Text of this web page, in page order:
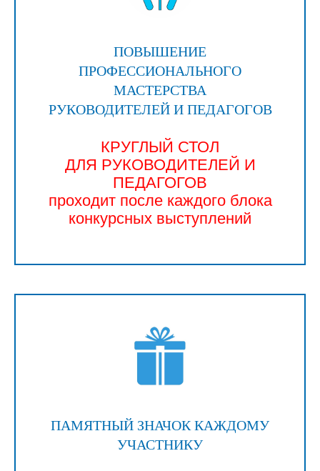
ПОВЫШЕНИЕ
ПРОФЕССИОНАЛЬНОГО
МАСТЕРСТВА
РУКОВОДИТЕЛЕЙ И ПЕДАГОГОВ
КРУГЛЫЙ СТОЛ
ДЛЯ РУКОВОДИТЕЛЕЙ И
ПЕДАГОГОВ
проходит после каждого блока
конкурсных выступлений
ПАМЯТНЫЙ ЗНАЧОК КАЖДОМУ
УЧАСТНИКУ